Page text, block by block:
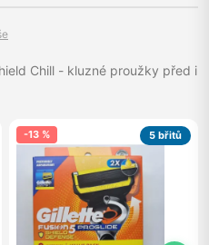
Chill - kluzné proužky před i
-13 % 5 břitů